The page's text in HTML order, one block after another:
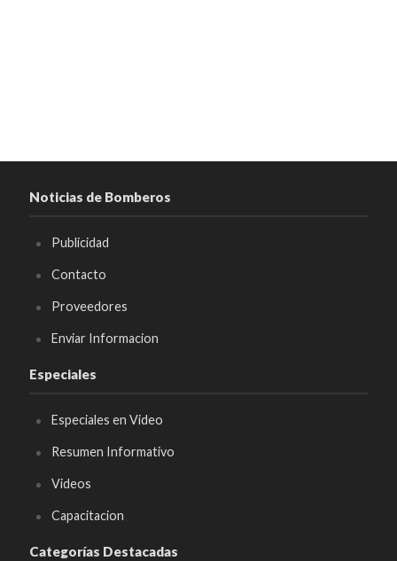
Noticias de Bomberos
Publicidad
Contacto
Proveedores
Enviar Informacion
Especiales
Especiales en Video
Resumen Informativo
Videos
Capacitacion
Categorías Destacadas